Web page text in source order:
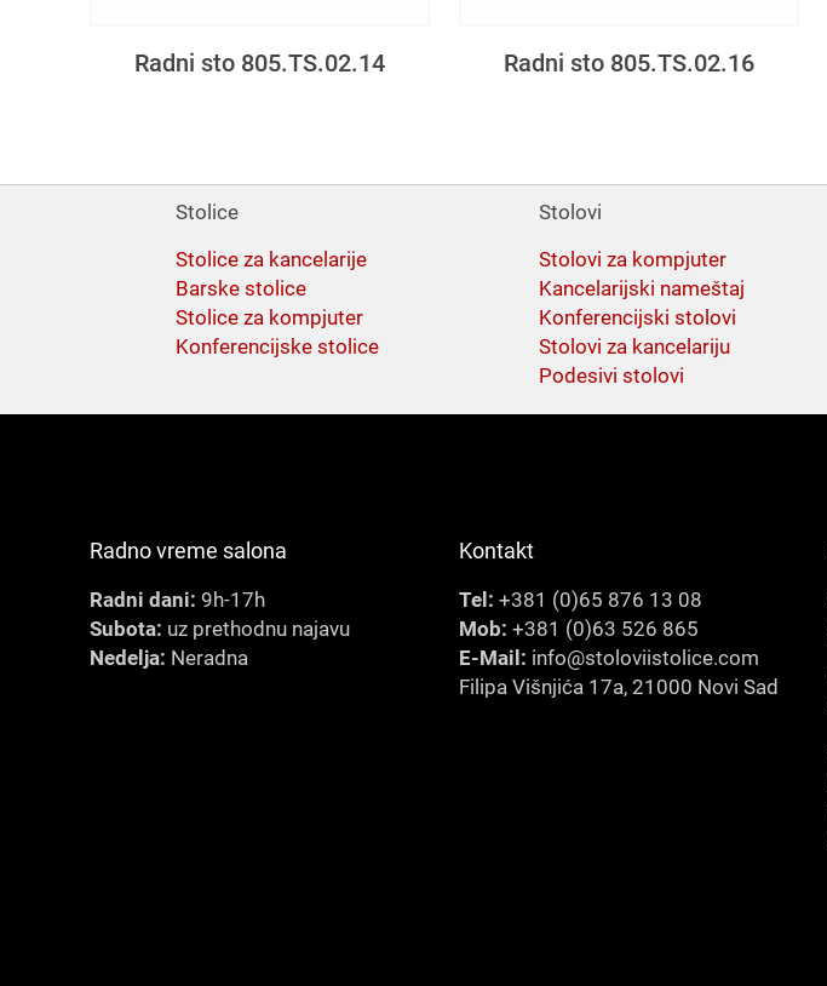
Radni sto 805.TS.02.14 Radni sto 805.TS.02.16
Stolice
Stolice za kancelarije
Barske stolice
Stolice za kompjuter
Konferencijske stolice
Stolovi
Stolovi za kompjuter
Kancelarijski nameštaj
Konferencijski stolovi
Stolovi za kancelariju
Podesivi stolovi
Radno vreme salona
Radni dani: 9h-17h
Subota: uz prethodnu najavu
Nedelja: Neradna
Kontakt
Tel: +381 (0)65 876 13 08
Mob: +381 (0)63 526 865
E-Mail: info@stoloviistolice.com
Filipa Višnjića 17a, 21000 Novi Sad